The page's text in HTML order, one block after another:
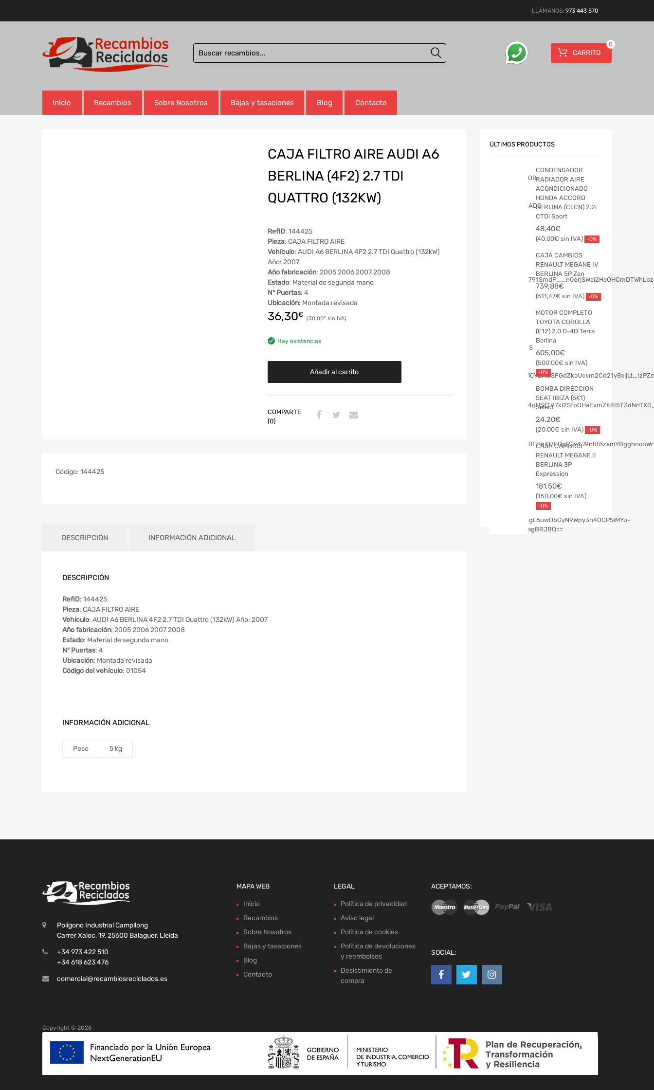
LLÁMANOS: 973 443 570
CARRITO
0
Inicio Recambios Sobre Nosotros Bajas y tasaciones Blog Contacto
CAJA FILTRO AIRE AUDI A6
BERLINA (4F2) 2.7 TDI
QUATTRO (132KW)
RefID: 144425
Pieza: CAJA FILTRO AIRE
Vehículo: AUDI A6 BERLINA 4F2 2.7 TDI Quattro (132kW)
Año: 2007
Año fabricación: 2005 2006 2007 2008
Estado: Material de segunda mano
Nº Puertas: 4
Ubicación: Montada revisada
36,30€ 30,00€
Hay existencias
Añadir al carrito
COMPARTE
(0)
Código: 144425
DESCRIPCIÓN INFORMACIÓN ADICIONAL
DESCRIPCIÓN
RefID: 144425
Pieza: CAJA FILTRO AIRE
Vehículo: AUDI A6 BERLINA 4F2 2.7 TDI Quattro (132kW) Año: 2007
Año fabricación: 2005 2006 2007 2008
Estado: Material de segunda mano
Nº Puertas: 4
Ubicación: Montada revisada
Código del vehículo: 01054
INFORMACIÓN ADICIONAL
Peso 5 kg
ÚLTIMOS PRODUCTOS
CONDENSADOR
RADIADOR AIRE
ACONDICIONADO
HONDA ACCORD
BERLINA (CLCN) 2.2i
CTDi Sport
48,40€
40,00€ -0%
CAJA CAMBIOS
RENAULT MEGANE IV
BERLINA 5P Zen
739,88€
611,47€ -0%
MOTOR COMPLETO
TOYOTA COROLLA
(E12) 2.0 D-4D Terra
Berlina
605,00€
500,00€
-0%
BOMBA DIRECCION
SEAT IBIZA (6K1)
Select
24,20€
20,00€ -0%
CAJA CAMBIOS
RENAULT MEGANE II
BERLINA 3P
Expression
181,50€
150,00€
-0%
Polígono Industrial Campllong
Carrer Xaloc, 19, 25600 Balaguer, Lleida
+34 973 422 510
+34 618 623 476
comercial@recambiosreciclados.es
MAPA WEB
Inicio
Recambios
Sobre Nosotros
Bajas y tasaciones
Blog
Contacto
LEGAL
Política de privacidad
Aviso legal
Política de cookies
Política de devoluciones
y reembolsos
Desistimiento de
compra
ACEPTAMOS:
SOCIAL:
Copyright © 2026